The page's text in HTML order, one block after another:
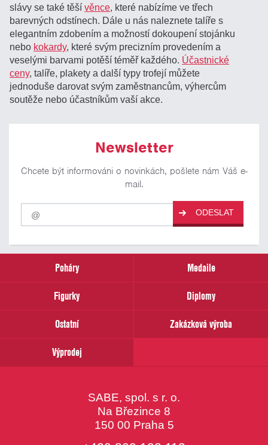
slávy se také těšívěnce, které nabízíme ve třech
barevných odstínech. Dále u nás naleznete talíře s
elegantním zdobením a možností dokoupení stojánku
nebo kokardy, které svým precizním provedením a
veselými barvami potěší téměř každého. Účastnické
ceny, talíře, plakety a další typy trofejí můžete
jednoduše darovat svým zaměstnancům, výhercům
soutěže nebo účastníkům vaší akce.
Newsletter
Chcete být informováni o novinkách, pošlete nám Váš e-
mail.
Pro
odběr
našich
email
ODESLAT
Poháry
Medaile
Figurky
Diplomy
Ostatní
Zakázková výroba
Výprodej
SABE, spol. s r. o.
Na Březince 8
150 00 Praha 5